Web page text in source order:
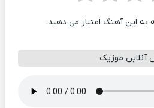
به این آهنگ امتیاز می دهید.
موزیک